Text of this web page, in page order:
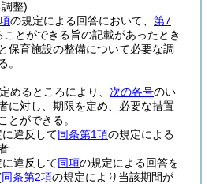
整)
の規定による回答において、 第7
とができる旨の記載があったとき
保育施設の整備について必要な調
。
めるところにより、 次の各号のい
に対し、期限を定め、必要な措置
とができる。
違反して同条第1項の規定による
違反して同項の規定による回答を
同条第2項の規定により当該期間が